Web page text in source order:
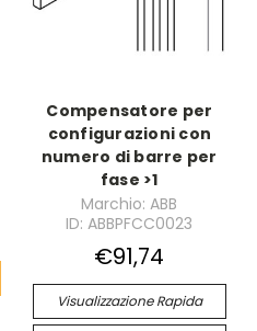
Compensatore per
configurazioni con
numero di barre per
fase >1
Marchio: ABB
ID: ABBPFCC0023
€91,74
Visualizzazione Rapida